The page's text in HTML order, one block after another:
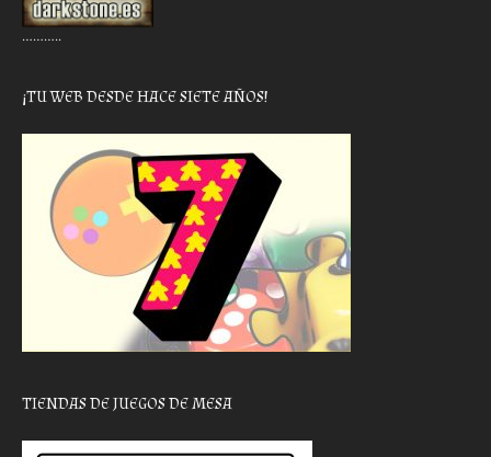
………..
¡TU WEB DESDE HACE SIETE AÑOS!
TIENDAS DE JUEGOS DE MESA